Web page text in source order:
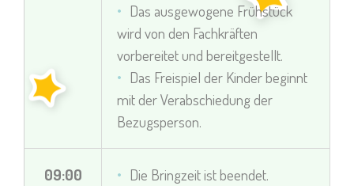
Das ausgewogene Frühstück
wird von den Fachkräften
vorbereitet und bereitgestellt.
Das Freispiel der Kinder beginnt
mit der Verabschiedung der
Bezugsperson.
09:00
Die Bringzeit ist beendet.